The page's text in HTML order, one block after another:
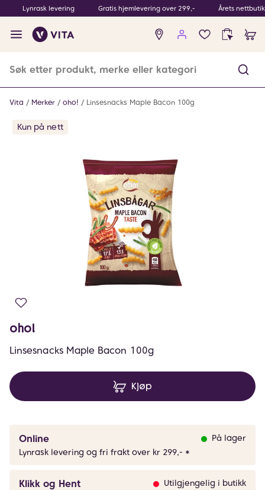
Lynrask levering Gratis hjemlevering over 299,- Årets
Ingen
produkter
Vita Merker oho! Linsesnacks Maple Bacon 100g
Kun på nett
oho!
Linsesnacks Maple Bacon 100g
Kjøp
Online
På lager
Lynrask levering og fri frakt over kr 299,- *
Klikk og Hent
Utilgjengelig i butikk